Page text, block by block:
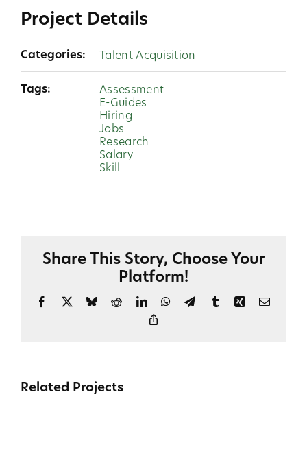
Project Details
Categories: Talent Acquisition
Tags:
Assessment
E-Guides
Hiring
Jobs
Research
Salary
Skill
Share This Story, Choose Your
Platform!
Facebook BlueskyRedditLinkedInWhatsApp
TelegramTumblrXingEmail
Related Projects